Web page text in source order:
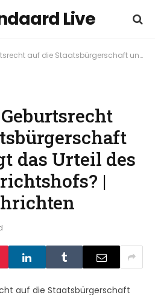
Live
und was sagt das Urteil des Obersten Gerichtshofs? | Gerichtsnachrichten
das Urteil des
|